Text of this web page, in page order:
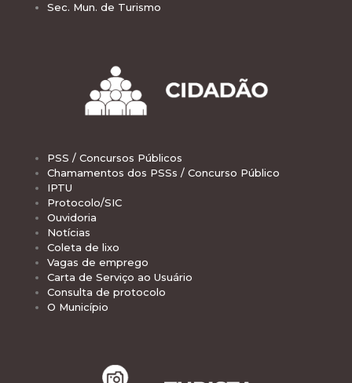
Sec. Mun. de Turismo
PSS / Concursos Públicos
Chamamentos dos PSSs / Concurso Público
IPTU
Protocolo/SIC
Ouvidoria
Notícias
Coleta de lixo
Vagas de emprego
Carta de Serviço ao Usuário
Consulta de protocolo
O Município